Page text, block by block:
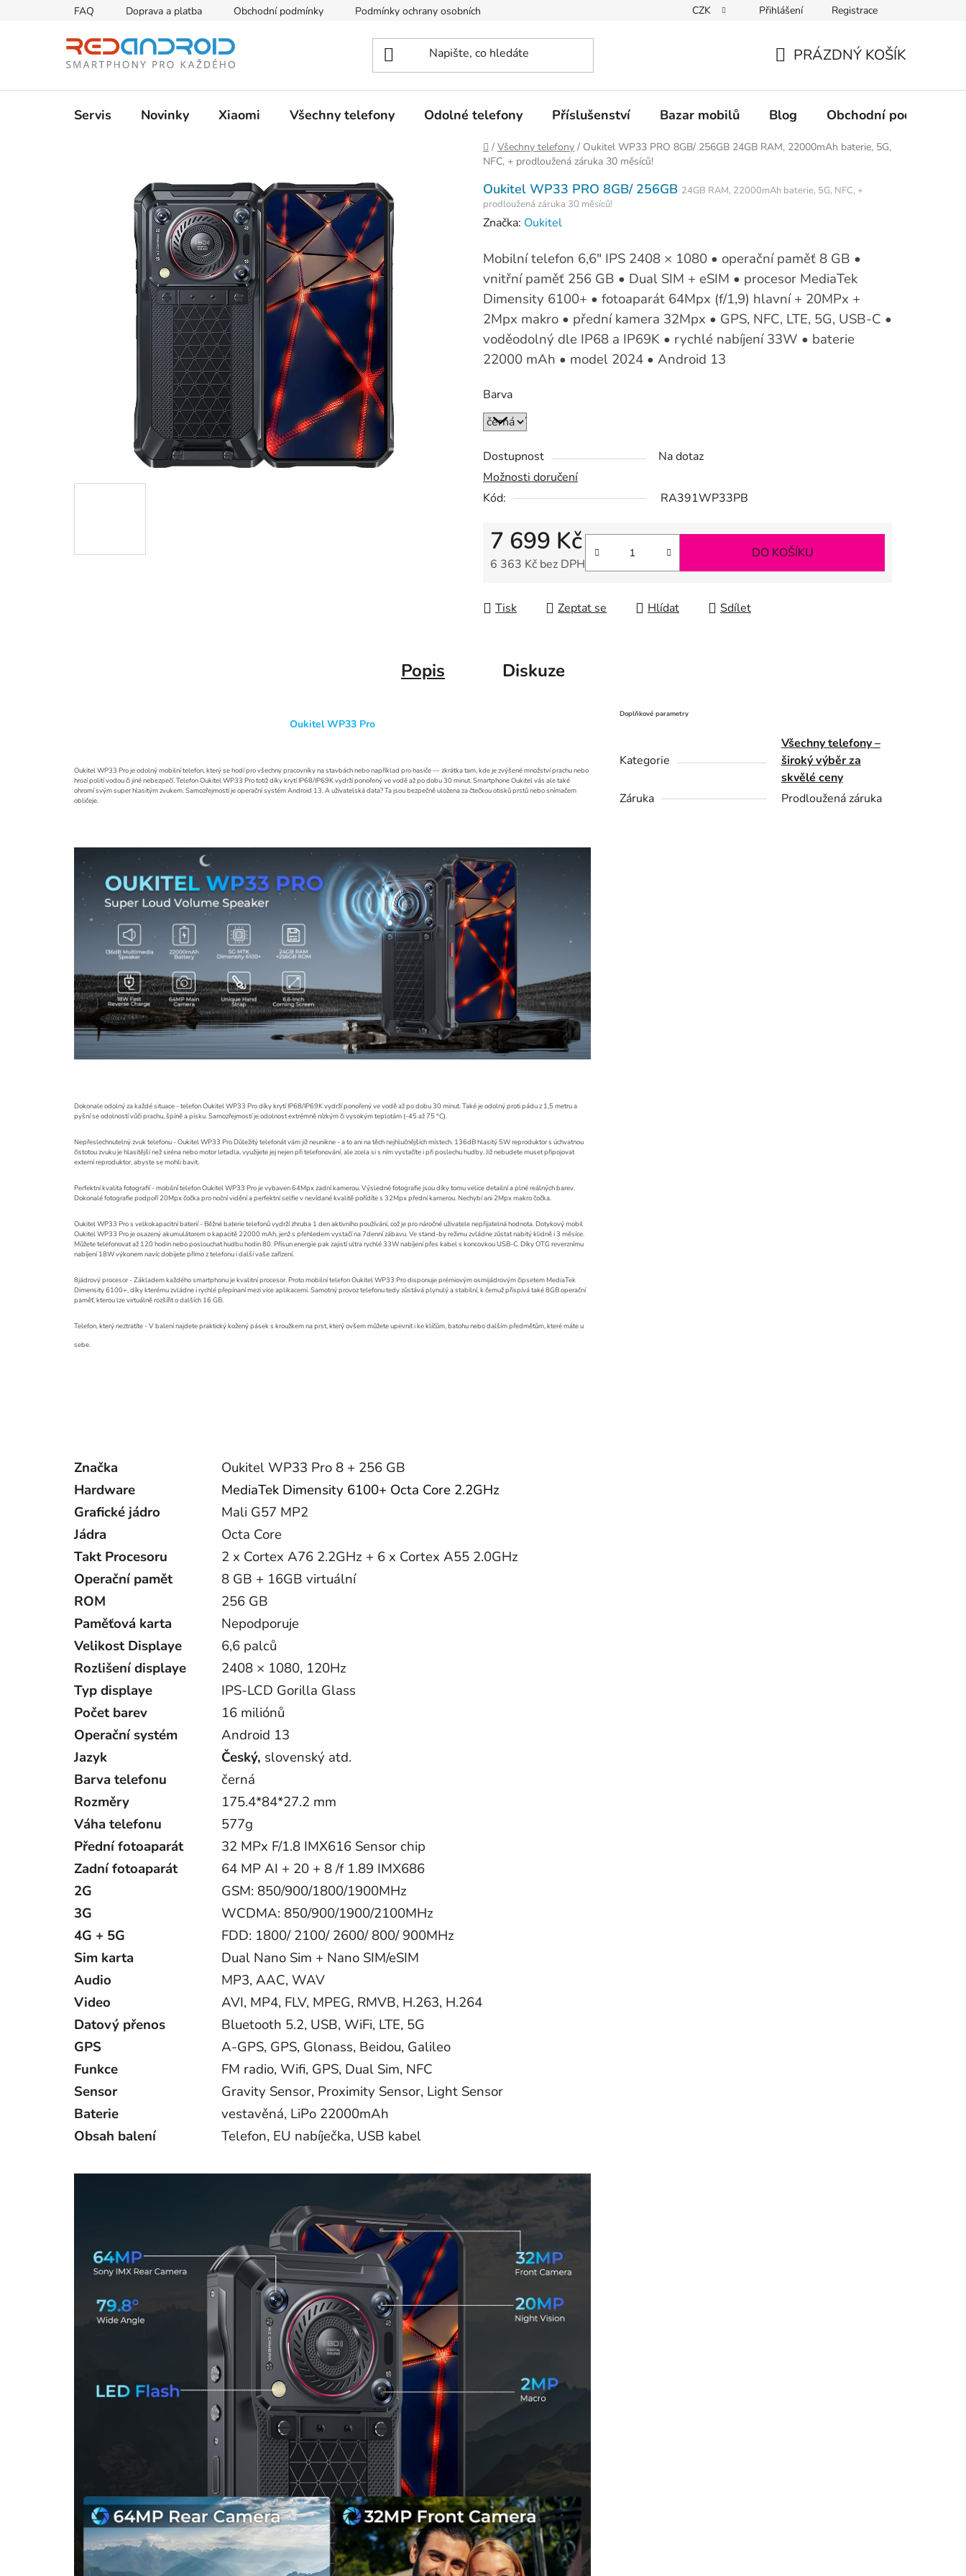
FAQ Doprava a platba Obchodní podmínky Podmínky ochrany osobních údajů Odstoupení od smlouvy Kontakt
CZK Přihlášení Registrace
KOŠÍK
PRÁZDNÝ KOŠÍK
Servis Novinky Xiaomi Všechny telefony Odolné telefony Příslušenství Bazar mobilů Blog Obchodní podmínky
Domů
/ Všechny telefony / Oukitel WP33 PRO 8GB/ 256GB 24GB RAM, 22000mAh baterie, 5G,
NFC, + prodloužená záruka 30 měsíců!
Oukitel WP33 PRO 8GB/ 256GB 24GB RAM, 22000mAh baterie, 5G, NFC, +
prodloužená záruka 30 měsíců!
Značka: Oukitel
Mobilní telefon 6,6" IPS 2408 × 1080 • operační paměť 8 GB •
vnitřní paměť 256 GB • Dual SIM + eSIM • procesor MediaTek
Dimensity 6100+ • fotoaparát 64Mpx (f/1,9) hlavní + 20MPx +
2Mpx makro • přední kamera 32Mpx • GPS, NFC, LTE, 5G, USB-C •
voděodolný dle IP68 a IP69K • rychlé nabíjení 33W • baterie
22000 mAh • model 2024 • Android 13
Barva
Dostupnost
Na dotaz
Možnosti doručení
Kód:
RA391WP33PB
7 699 Kč
6 363 Kč bez DPH
DO KOŠÍKU
Tisk Zeptat se Hlídat Sdílet
Popis Diskuze
Oukitel WP33 Pro
Oukitel WP33 Pro je odolný mobilní telefon, který se hodí pro všechny pracovníky na stavbách nebo například pro hasiče — zkrátka tam, kde je zvýšené množství prachu nebo
hrozí polití vodou či jiné nebezpečí. Telefon Oukitel WP33 Pro totiž díky krytí IP68/IP69K vydrží ponořený ve vodě až po dobu 30 minut. Smartphone Oukitel vás ale také
ohromí svým super hlasitým zvukem. Samozřejmostí je operační systém Android 13. A uživatelská data? Ta jsou bezpečně uložena za čtečkou otisků prstů nebo snímačem
obličeje.
Dokonale odolný za každé situace - telefon Oukitel WP33 Pro díky krytí IP68/IP69K vydrží ponořený ve vodě až po dobu 30 minut. Také je odolný proti pádu z 1,5 metru a
pyšní se odolností vůči prachu, špíně a písku. Samozřejmostí je odolnost extrémně nízkým či vysokým teplotám (-45 až 75 °C).
Nepřeslechnutelný zvuk telefonu - Oukitel WP33 Pro Důležitý telefonát vám již neunikne - a to ani na těch nejhlučnějších místech. 136dB hlasitý 5W reproduktor s úchvatnou
čistotou zvuku je hlasitější než siréna nebo motor letadla, využijete jej nejen při telefonování, ale zcela si s ním vystačíte i při poslechu hudby. Již nebudete muset připojovat
externí reproduktor, abyste se mohli bavit.
Perfektní kvalita fotografií - mobilní telefon Oukitel WP33 Pro je vybaven 64Mpx zadní kamerou. Výsledné fotografie jsou díky tomu velice detailní a plné reálných barev.
Dokonalé fotografie podpoří 20Mpx čočka pro noční vidění a perfektní selfie v nevídané kvalitě pořídíte s 32Mpx přední kamerou. Nechybí ani 2Mpx makro čočka.
Oukitel WP33 Pro s velkokapacitní baterií - Běžné baterie telefonů vydrží zhruba 1 den aktivního používání, což je pro náročné uživatele nepřijatelná hodnota. Dotykový mobil
Oukitel WP33 Pro je osazený akumulátorem o kapacitě 22000 mAh, jenž s přehledem vystačí na 7denní zábavu. Ve stand-by režimu zvládne zůstat nabitý klidně i 3 měsíce.
Můžete telefonovat až 120 hodin nebo poslouchat hudbu hodin 80. Přísun energie pak zajistí ultra rychlé 33W nabíjení přes kabel s koncovkou USB-C. Díky OTG reverznímu
nabíjení 18W výkonem navíc dobijete přímo z telefonu i další vaše zařízení.
8jádrový procesor - Základem každého smartphonu je kvalitní procesor. Proto mobilní telefon Oukitel WP33 Pro disponuje prémiovým osmijádrovým čipsetem MediaTek
Dimensity 6100+, díky kterému zvládne i rychlé přepínaní mezi více aplikacemi. Samotný provoz telefonu tedy zůstává plynulý a stabilní, k čemuž přispívá také 8GB operační
paměť, kterou lze virtuálně rozšířit o dalších 16 GB.
Telefon, který neztratíte - V balení najdete praktický kožený pásek s kroužkem na prst, který ovšem můžete upevnit i ke klíčům, batohu nebo dalším předmětům, které máte u
sebe.
Značka
Oukitel WP33 Pro 8 + 256 GB
Hardware
MediaTek Dimensity 6100+ Octa Core 2.2GHz
Grafické jádro
Mali G57 MP2
Jádra
Octa Core
Takt Procesoru
2 x Cortex A76 2.2GHz + 6 x Cortex A55 2.0GHz
Operační pamět
8 GB + 16GB virtuální
ROM
256 GB
Paměťová karta
Nepodporuje
Velikost Displaye
6,6 palců
Rozlišení displaye
2408 × 1080, 120Hz
Typ displaye
IPS-LCD Gorilla Glass
Počet barev
16 miliónů
Operační systém
Android 13
Jazyk
Český, slovenský atd.
Barva telefonu
černá
Rozměry
175.4*84*27.2 mm
Váha telefonu
577g
Přední fotoaparát
32 MPx F/1.8 IMX616 Sensor chip
Zadní fotoaparát
64 MP AI + 20 + 8 /f 1.89 IMX686
2G
GSM: 850/900/1800/1900MHz
3G
WCDMA: 850/900/1900/2100MHz
4G + 5G
FDD: 1800/ 2100/ 2600/ 800/ 900MHz
Sim karta
Dual Nano Sim + Nano SIM/eSIM
Audio
MP3, AAC, WAV
Video
AVI, MP4, FLV, MPEG, RMVB, H.263, H.264
Datový přenos
Bluetooth 5.2, USB, WiFi, LTE, 5G
GPS
A-GPS, GPS, Glonass, Beidou, Galileo
Funkce
FM radio, Wifi, GPS, Dual Sim, NFC
Sensor
Gravity Sensor, Proximity Sensor, Light Sensor
Baterie
vestavěná, LiPo 22000mAh
Obsah balení
Telefon, EU nabíječka, USB kabel
Doplňkové parametry
Kategorie
Všechny telefony –
široký výběr za
skvělé ceny
Záruka
Prodloužená záruka